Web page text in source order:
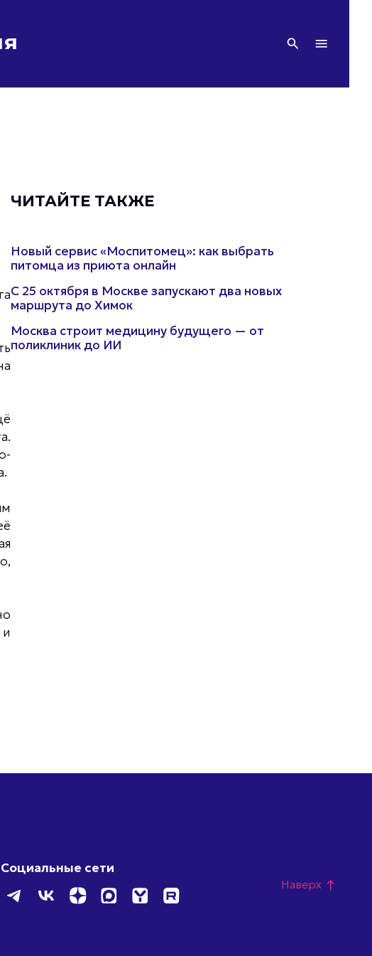
ЧИТАЙТЕ ТАКЖЕ
Новый сервис «Моспитомец»: как выбрать
питомца из приюта онлайн
С 25 октября в Москве запускают два новых
маршрута до Химок
Москва строит медицину будущего — от
поликлиник до ИИ
Социальные сети
Наверх north